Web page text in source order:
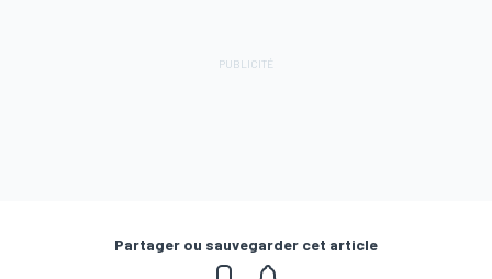
Partager ou sauvegarder cet article